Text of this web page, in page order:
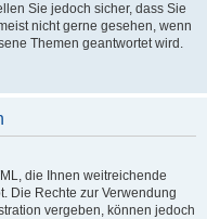
Sie jedoch sicher, dass Sie
nicht gerne gesehen, wenn
Themen geantwortet wird.
die Ihnen weitreichende
Die Rechte zur Verwendung
vergeben, können jedoch